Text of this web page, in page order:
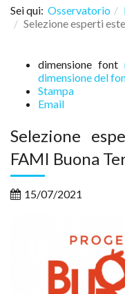
Sei qui: Osservatorio
Selezione esperti
dimensione font
dimensione del
Stampa
Email
Selezione
FAMI Buona
15/07/2021